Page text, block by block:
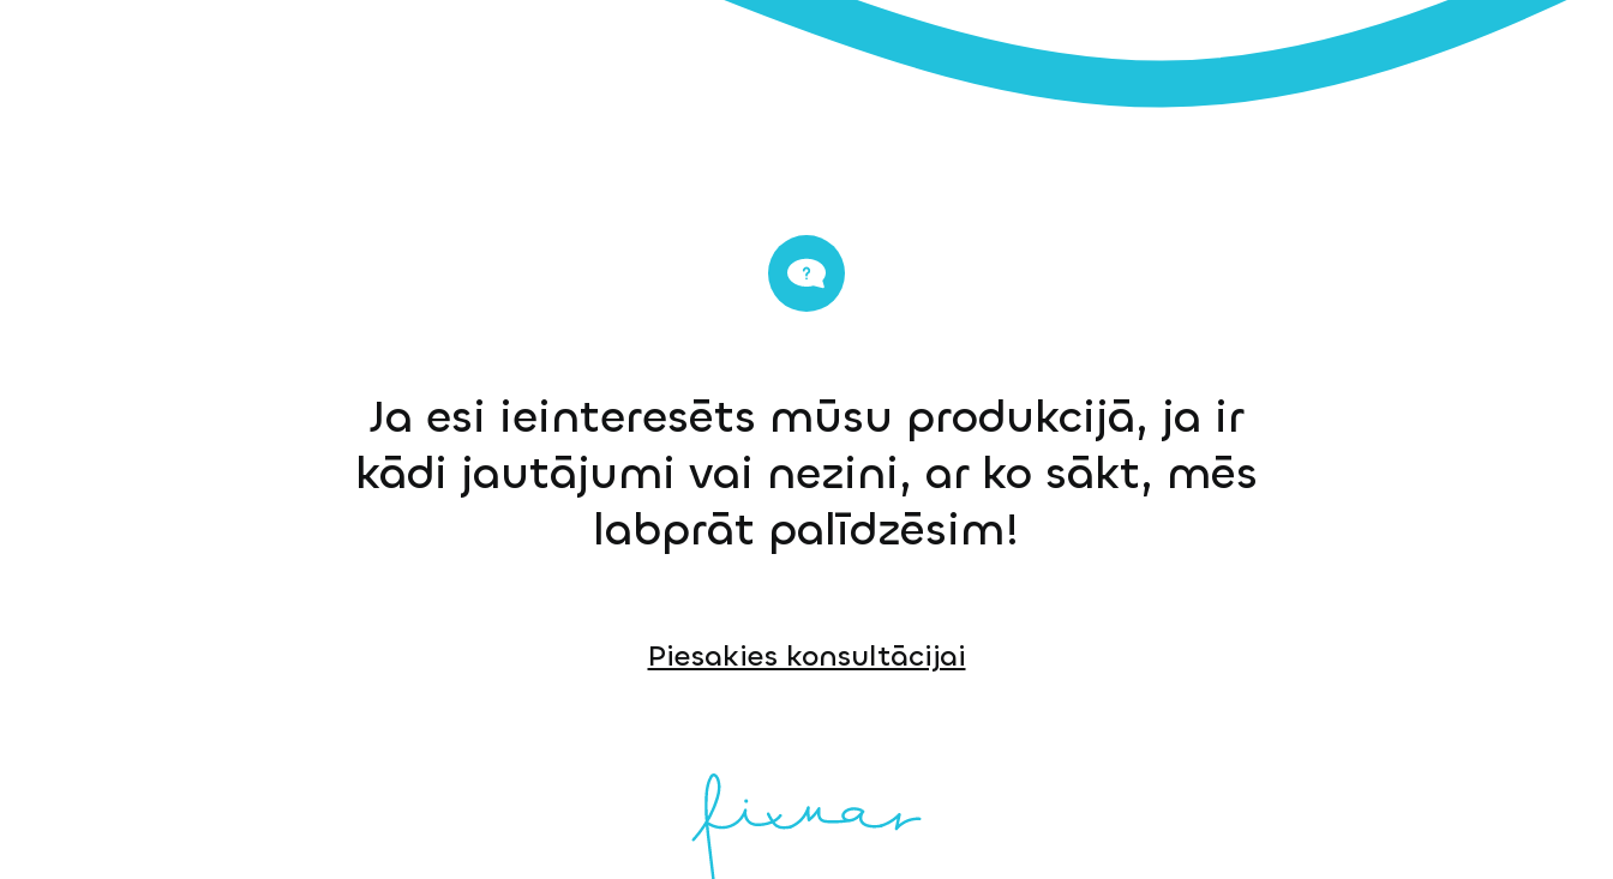
Ja esi ieinteresēts mūsu produkcijā, ja ir
kādi jautājumi vai nezini, ar ko sākt, mēs
labprāt palīdzēsim!
Piesakies konsultācijai